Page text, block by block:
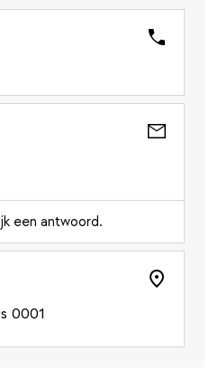
een antwoord.
0001